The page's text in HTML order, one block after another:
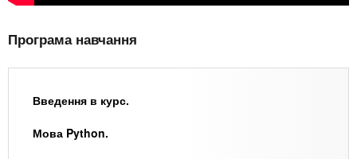
Програма навчання
Введення в курс.
Мова Python.